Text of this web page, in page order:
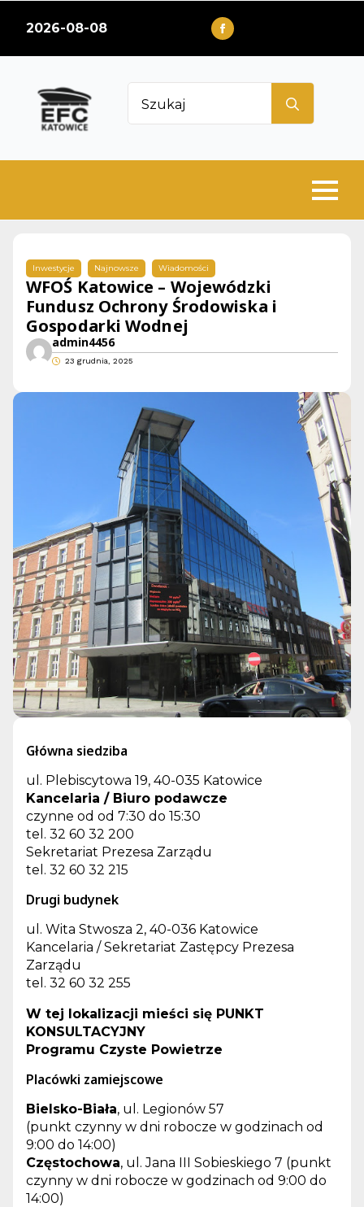
2026-08-08
Search
Inwestycje Najnowsze Wiadomości
WFOŚ Katowice – Wojewódzki
Fundusz Ochrony Środowiska i
Gospodarki Wodnej
admin4456
23 grudnia, 2025
Główna siedziba
ul. Plebiscytowa 19, 40-035 Katowice
Kancelaria / Biuro podawcze
czynne od od 7:30 do 15:30
tel. 32 60 32 200
Sekretariat Prezesa Zarządu
tel. 32 60 32 215
Drugi budynek
ul. Wita Stwosza 2, 40-036 Katowice
Kancelaria / Sekretariat Zastępcy Prezesa
Zarządu
tel. 32 60 32 255
W tej lokalizacji mieści się PUNKT
KONSULTACYJNY
Programu Czyste Powietrze
Placówki zamiejscowe
Bielsko-Biała, ul. Legionów 57
(punkt czynny w dni robocze w godzinach od
9:00 do 14:00)
Częstochowa, ul. Jana III Sobieskiego 7 (punkt
czynny w dni robocze w godzinach od 9:00 do
14:00)